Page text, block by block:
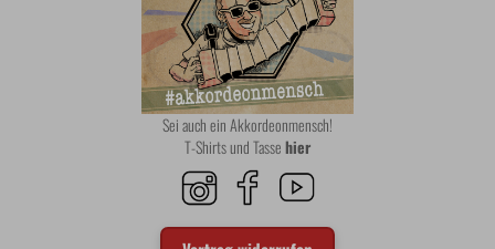
Sei auch ein Akkordeonmensch!
T-Shirts und Tassehier